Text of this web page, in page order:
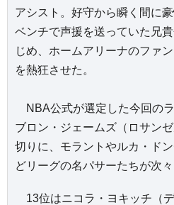
アシスト。好守から瞬く間に
ベンチで声援を送っていた兄
じめ、ホームアリーナのファ
を熱狂させた。
NBA公式が選定した今回の
ブロン・ジェームズ（ロサン
切りに、モラントやルカ・ド
どリーグの名パサーたちが次々
13位はニコラ・ヨキッチ（